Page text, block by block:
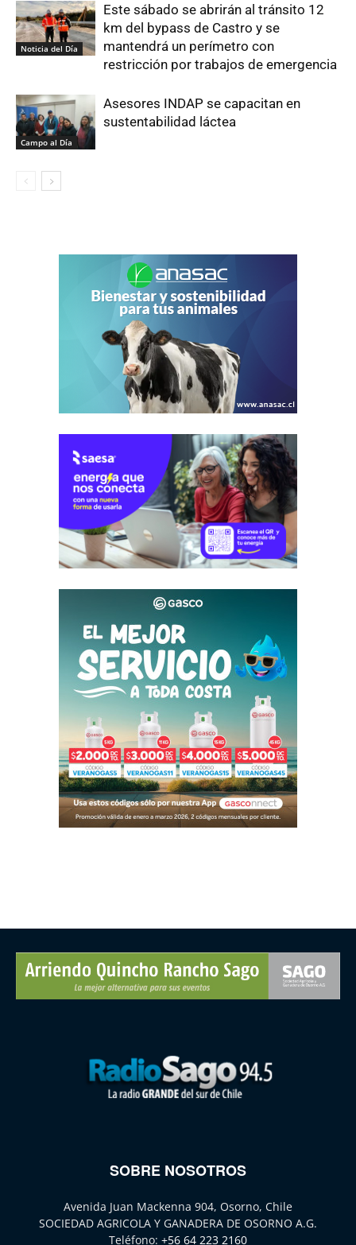
Noticia del Día
Este sábado se abrirán al tránsito 12
km del bypass de Castro y se
mantendrá un perímetro con
restricción por trabajos de emergencia
Campo al Día
Asesores INDAP se capacitan en
sustentabilidad láctea
SOBRE NOSOTROS
Avenida Juan Mackenna 904, Osorno, Chile
SOCIEDAD AGRICOLA Y GANADERA DE OSORNO A.G.
Teléfono: +56 64 223 2160